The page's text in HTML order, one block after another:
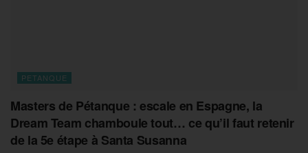
PETANQUE
Masters de Pétanque : escale en Espagne, la
Dream Team chamboule tout… ce qu’il faut retenir
de la 5e étape à Santa Susanna